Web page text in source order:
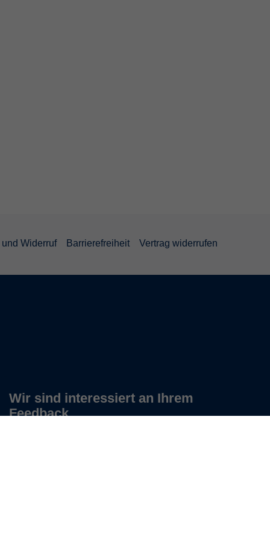
Widerruf Barrierefreiheit Vertrag widerrufen
Wir sind interessiert an Ihrem
Feedback.